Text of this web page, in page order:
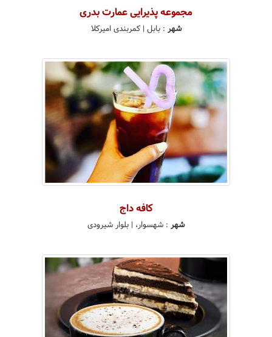
مجموعه پذیرایی عمارت بدری
شهر :بابل | کمربندی امیرکلا
کافه داج
شهر : شهسوار، | بلوار شیرودی